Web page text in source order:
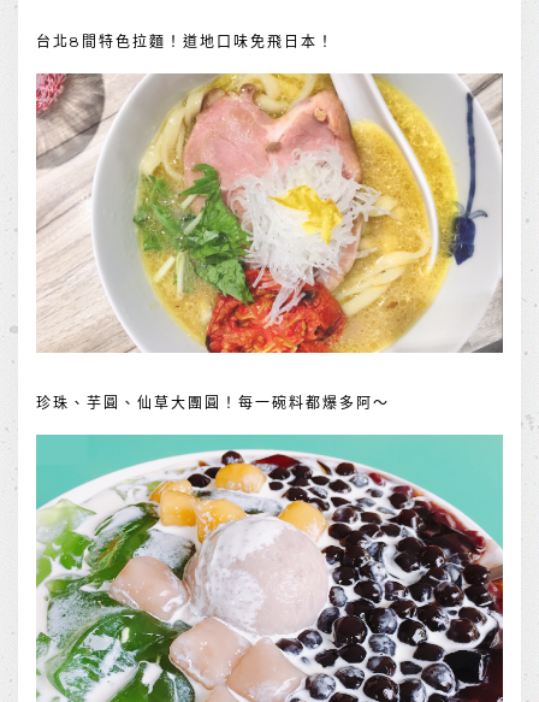
台北8間特色拉麵！道地口味免飛日本！
珍珠、芋圓、仙草大團圓！每一碗料都爆多阿～